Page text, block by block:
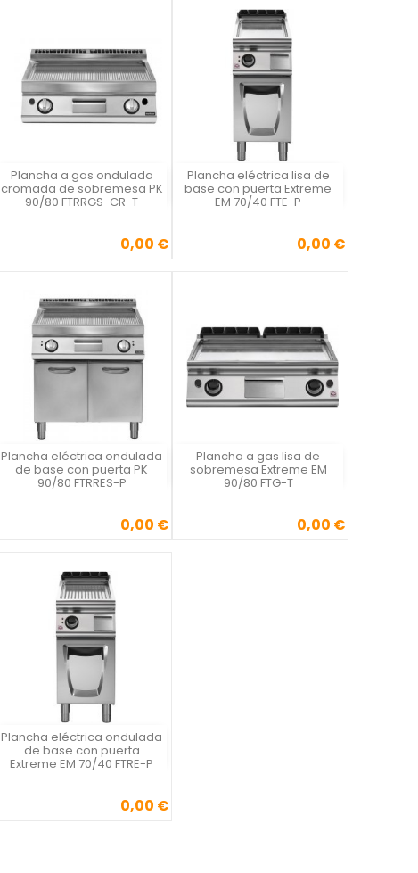
Plancha a gas ondulada
cromada de sobremesa PK
90/80 FTRRGS-CR-T
Precio0,00 €

Vista rápida Plancha eléctrica lisa de
base con puerta Extreme
EM 70/40 FTE-P
Precio0,00 €

Vista rápida
Plancha eléctrica ondulada
de base con puerta PK
90/80 FTRRES-P
Precio0,00 €

Vista rápida Plancha a gas lisa de
sobremesa Extreme EM
90/80 FTG-T
Precio0,00 €

Vista rápida
Plancha eléctrica ondulada
de base con puerta
Extreme EM 70/40 FTRE-P
Precio0,00 €

Vista rápida